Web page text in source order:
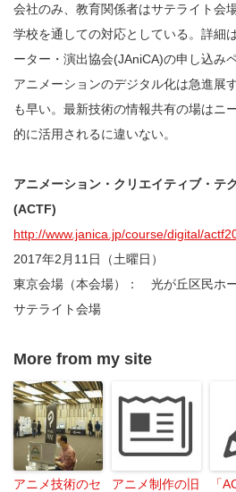
会社のみ、教育関係者はサテライト会
学校を通しての対応としている。詳細
ーター・演出協会(JAniCA)の申し込み
アニメーションのデジタル化は急進展
も早い。最新技術の情報共有の場はニ
的に活用されるに違いない。
アニメーション・クリエイティブ・テ
(ACTF)
http://www.janica.jp/course/digital/
2017年2月11日（土曜日）
東京会場（本会場）： 光が丘区民ホー
サテライト会場
More from my site
アニメ技術のセ
アニメ制作の旧
「